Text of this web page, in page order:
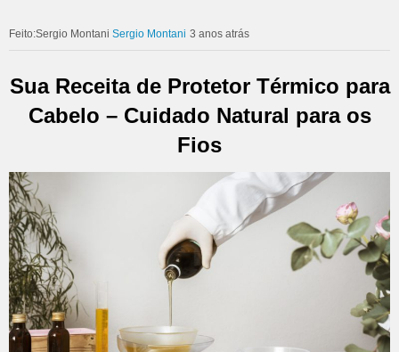
Sergio Montani 3 anos atrás
Sua Receita de Protetor Térmico para
Cabelo – Cuidado Natural para os
Fios